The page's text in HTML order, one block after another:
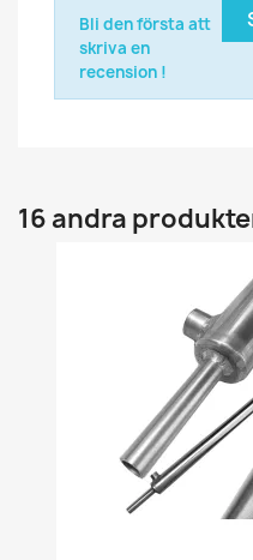
Bli den första att
skriva en
recension !
16 andra